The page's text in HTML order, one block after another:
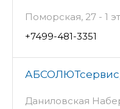
Поморская, 27 - 1
+7499-481-3351
АБСОЛЮТсервис,
Даниловская